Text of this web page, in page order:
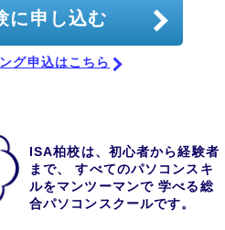
に申し込む
グ申込はこちら
ISA柏校は、初心者から経験者
まで、
すべてのパソコンスキ
ルをマンツーマンで 学べる総
合パソコンスクールです。